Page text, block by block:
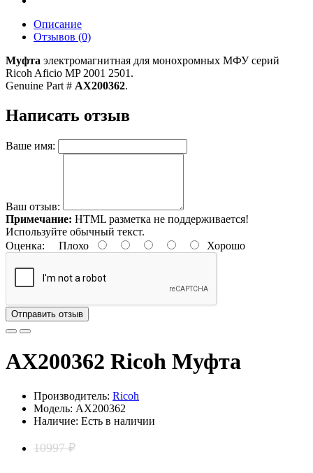
Описание
Отзывов (0)
Муфта электромагнитная для монохромных МФУ серий
Ricoh Aficio MP 2001 2501.
Genuine Part # AX200362.
Написать отзыв
Ваше имя:
Ваш отзыв:
Примечание: HTML разметка не поддерживается!
Используйте обычный текст.
Оценка: Плохо Хорошо
Отправить отзыв
AX200362 Ricoh Муфта
Производитель: Ricoh
Модель: AX200362
Наличие: Есть в наличии
10997 ₽